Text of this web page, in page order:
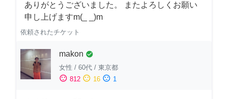
ありがとうございました。 またよろしくお願い
申し上げますm(_ _)m
依頼されたチケット
makon check_circle
女性 / 60代 / 東京都
sentiment_satisfied 812 sentiment_neutral 16 sentiment_dissatisfied 1